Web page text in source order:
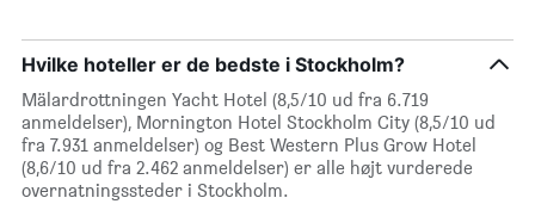
Hvilke hoteller er de bedste i Stockholm?
Mälardrottningen Yacht Hotel (8,5/10 ud fra 6.719
anmeldelser), Mornington Hotel Stockholm City (8,5/10 ud
fra 7.931 anmeldelser) og Best Western Plus Grow Hotel
(8,6/10 ud fra 2.462 anmeldelser) er alle højt vurderede
overnatningssteder i Stockholm.